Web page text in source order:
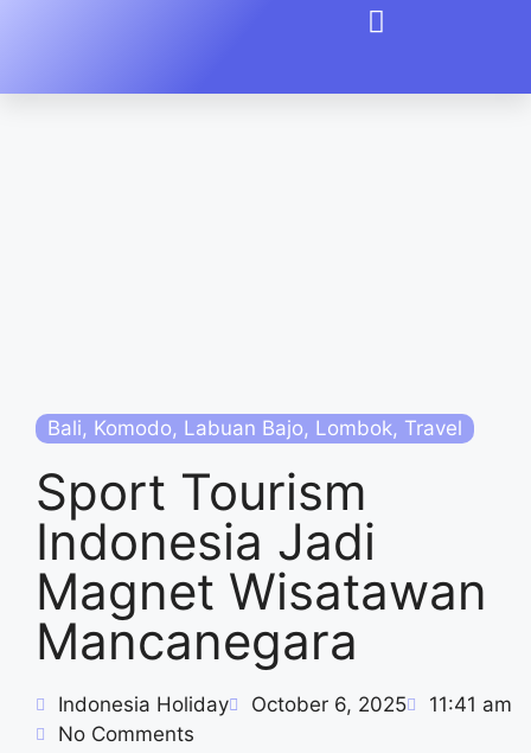
Bali, Komodo, Labuan Bajo, Lombok, Travel
Sport Tourism
Indonesia Jadi
Magnet Wisatawan
Mancanegara
Indonesia Holiday October 6, 2025
11:41 am
No Comments